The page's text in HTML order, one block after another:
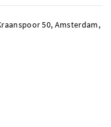
50, Amsterdam,